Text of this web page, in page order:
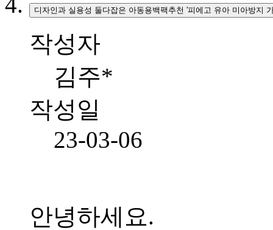
디자인과 실용성 둘다잡은 아동용백팩추천 '피에고 유아 미아방지
작성자
김주*
작성일
23-03-06
안녕하세요.